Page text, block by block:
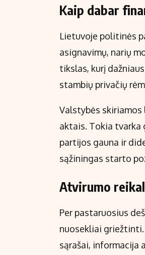
Kaip dabar
Lietuvoje politinės
asignavimų, narių
tikslas, kurį
stambių privačių
Valstybės
aktais. Tokia tvarka
partijos gauna ir
sąžiningas starto
Atvirumo
Per pastaruosius
nuosekliai
sąrašai, informacija